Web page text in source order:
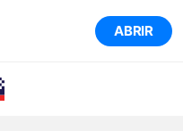
ABRIR